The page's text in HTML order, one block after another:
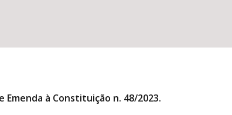
à Constituição n. 48/2023.